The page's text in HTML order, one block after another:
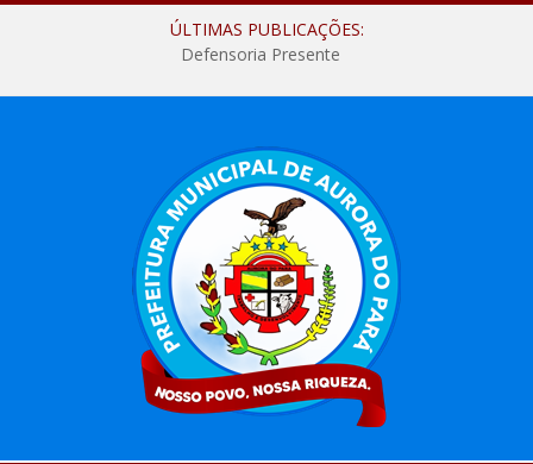
ÚLTIMAS PUBLICAÇÕES:
Defensoria Presente